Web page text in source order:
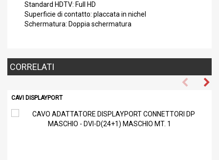
Standard HDTV: Full HD
Superficie di contatto: placcata in nichel
Schermatura: Doppia schermatura
CORRELATI
CAVI DISPLAYPORT